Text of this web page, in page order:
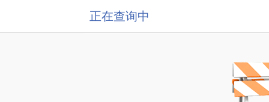
正在查询中